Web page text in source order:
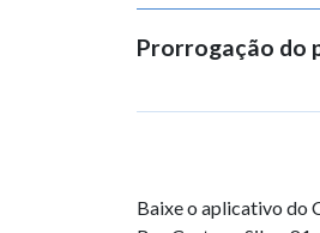
Prorrogação do
Baixe o aplicativo do